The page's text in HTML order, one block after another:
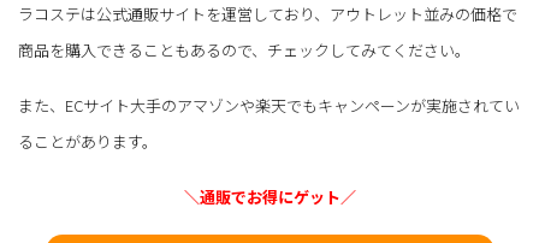
ラコステは公式通販サイトを運営しており、アウトレット並みの価格で
商品を購入できることもあるので、チェックしてみてください。
また、ECサイト大手のアマゾンや楽天でもキャンペーンが実施されてい
ることがあります。
＼通販でお得にゲット／